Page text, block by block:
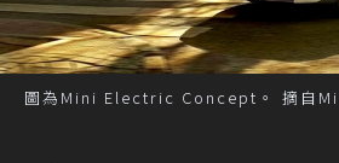
圖為Mini Electric Concept。 摘自